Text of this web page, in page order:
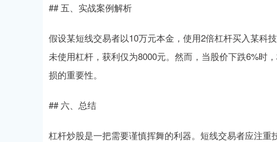
## 五、实战案例解析
假设某短线交易者以10万元本金，使用2倍杠杆买入某科
未使用杠杆，获利仅为8000元。然而，当股价下跌6%时
损的重要性。
## 六、总结
杠杆炒股是一把需要谨慎挥舞的利器。短线交易者应注